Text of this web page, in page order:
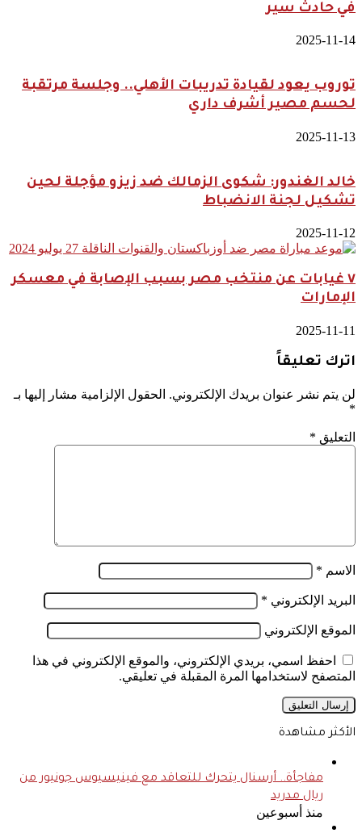
في حادث سير
2025-11-14
توروب يعود لقيادة تدريبات الأهلي.. وجلسة مرتقبة
لحسم مصير أشرف داري
2025-11-13
خالد الغندور: شكوى الزمالك ضد زيزو مؤجلة لحين
تشكيل لجنة الانضباط
2025-11-12
٧ غيابات عن منتخب مصر بسبب الإصابة في معسكر
الإمارات
2025-11-11
اترك تعليقاً
لن يتم نشر عنوان بريدك الإلكتروني. الحقول الإلزامية مشار إليها بـ
*
التعليق *
الاسم *
البريد الإلكتروني *
الموقع الإلكتروني
احفظ اسمي، بريدي الإلكتروني، والموقع الإلكتروني في هذا
المتصفح لاستخدامها المرة المقبلة في تعليقي.
الأكثر مشاهدة
مفاجأة.. أرسنال يتحرك للتعاقد مع فينيسيوس جونيور من
ريال مدريد
منذ أسبوعين